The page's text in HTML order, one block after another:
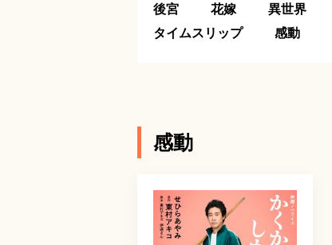
後宮 花嫁 異世界
タイムスリップ
感動
感動